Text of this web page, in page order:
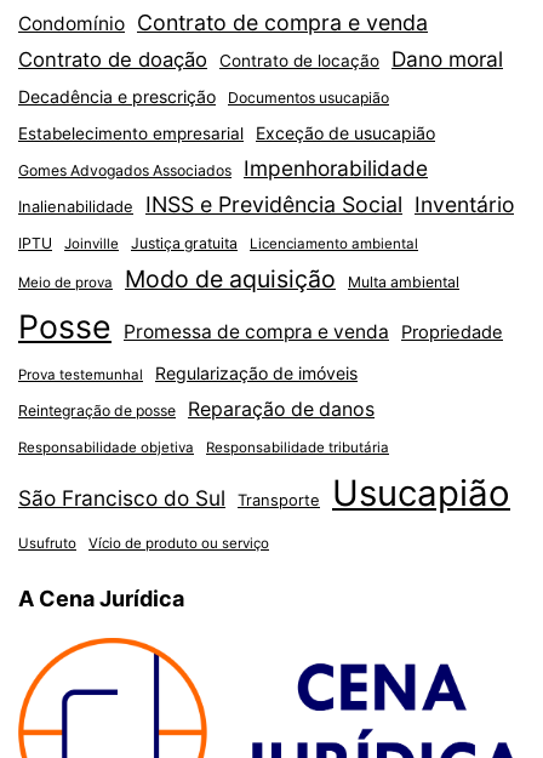
Condomínio Contrato de compra e venda
Contrato de doação Contrato de locação Dano moral
Decadência e prescrição Documentos usucapião
Estabelecimento empresarial Exceção de usucapião
Gomes Advogados Associados Impenhorabilidade
Inalienabilidade INSS e Previdência Social Inventário
IPTU Joinville Justiça gratuita Licenciamento ambiental
Meio de prova Modo de aquisição Multa ambiental
Posse Promessa de compra e venda Propriedade
Prova testemunhal Regularização de imóveis
Reintegração de posse Reparação de danos
Responsabilidade objetiva Responsabilidade tributária
São Francisco do Sul Transporte Usucapião
Usufruto Vício de produto ou serviço
A Cena Jurídica